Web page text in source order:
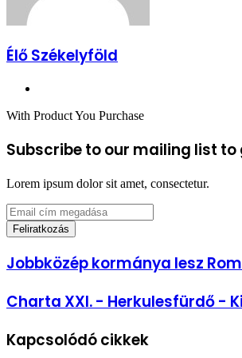
Élő Székelyföld
With Product You Purchase
Subscribe to our mailing list
Lorem ipsum dolor sit amet, consectetur.
Email
cím
megadása
Jobbközép
kormánya
Romániának
Jobbközép kormánya lesz
Charta
XXI.
Herkulesfürdő
Charta XXI. - Herkulesfürdő -
Kapcsolódó cikkek